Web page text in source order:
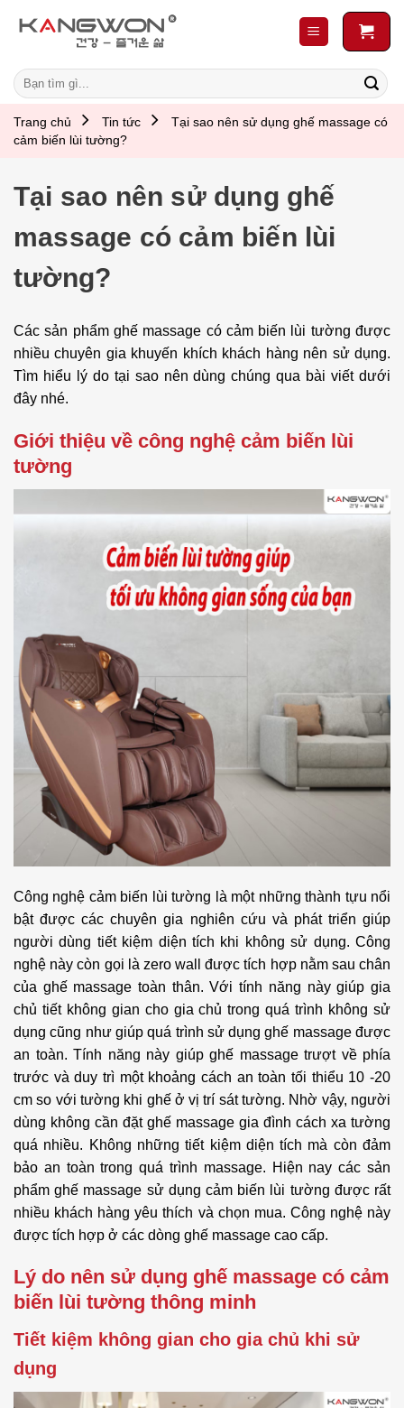
Search
for:
Trang chủ Tin tức
Tại sao nên sử dụng ghế massage có
cảm biến lùi tường?
Tại sao nên sử dụng ghế
massage có cảm biến lùi
tường?
Các sản phẩm ghế massage có cảm biến lùi tường được
nhiều chuyên gia khuyến khích khách hàng nên sử dụng.
Tìm hiểu lý do tại sao nên dùng chúng qua bài viết dưới
đây nhé.
Giới thiệu về công nghệ cảm biến lùi
tường
Công nghệ cảm biến lùi tường là một những thành tựu nổi
bật được các chuyên gia nghiên cứu và phát triển giúp
người dùng tiết kiệm diện tích khi không sử dụng. Công
nghệ này còn gọi là zero wall được tích hợp nằm sau chân
của ghế massage toàn thân. Với tính năng này giúp gia
chủ tiết không gian cho gia chủ trong quá trình không sử
dụng cũng như giúp quá trình sử dụng ghế massage được
an toàn. Tính năng này giúp ghế massage trượt về phía
trước và duy trì một khoảng cách an toàn tối thiểu 10 -20
cm so với tường khi ghế ở vị trí sát tường. Nhờ vậy, người
dùng không cần đặt ghế massage gia đình cách xa tường
quá nhiều. Không những tiết kiệm diện tích mà còn đảm
bảo an toàn trong quá trình massage. Hiện nay các sản
phẩm ghế massage sử dụng cảm biến lùi tường được rất
nhiều khách hàng yêu thích và chọn mua. Công nghệ này
được tích hợp ở các dòng ghế massage cao cấp.
Lý do nên sử dụng ghế massage có cảm
biến lùi tường thông minh
Tiết kiệm không gian cho gia chủ khi sử
dụng